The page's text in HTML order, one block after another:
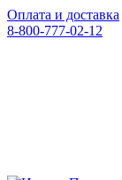
Оплата и доставка
8-800-777-02-12